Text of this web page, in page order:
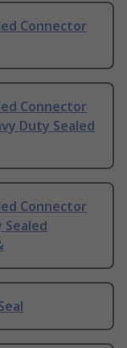
Connector
Connector
Duty Sealed
Connector